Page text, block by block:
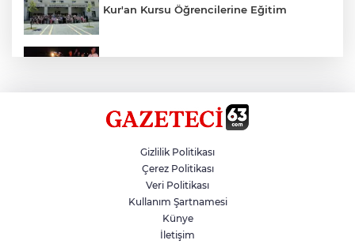
Kur'an Kursu Öğrencilerine Eğitim
Siverek’te Mahmut Gülel Dönemi
Filistin Konvoyuna Coşkulu Karşılama
Gizlilik Politikası
Çerez Politikası
Veri Politikası
Kullanım Şartnamesi
Künye
İletişim